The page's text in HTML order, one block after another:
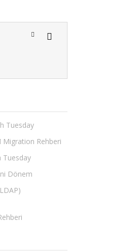
Tuesday
Migration Rehberi
Tuesday
Dönem